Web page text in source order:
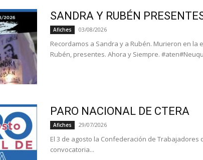
SANDRA Y RUBÉN
Afiches 03/08/2026
Recordamos a Sandra y a Rubén. Murieron en
Rubén, presentes. Ahora y Siempre.
PARO NACIONAL DE CTERA
Afiches 29/07/2026
El 3 de agosto la Confederación de Trabajadores
convocatoria...